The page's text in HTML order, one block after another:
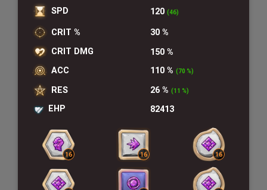
SPD 120 (46)
CRIT %
30 %
CRIT DMG
150 %
ACC
110 % (70 %)
RES 26 % (11 %)
EHP 82413